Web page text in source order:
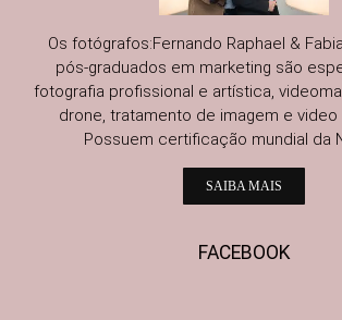
Os fotógrafos:Fernando Raphael &
pós-graduados em marketing são
fotografia profissional e artística,
drone, tratamento de imagem e video
Possuem certificação mundial da
SAIBA MAIS
FACEBOOK